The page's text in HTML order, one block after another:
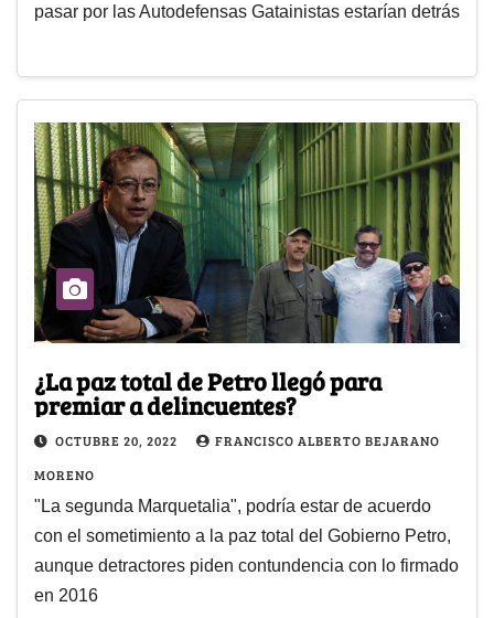
pasar por las Autodefensas Gatainistas estarían detrás
¿La paz total de Petro llegó para
premiar a delincuentes?
OCTUBRE 20, 2022
FRANCISCO ALBERTO BEJARANO
MORENO
"La segunda Marquetalia", podría estar de acuerdo
con el sometimiento a la paz total del Gobierno Petro,
aunque detractores piden contundencia con lo firmado
en 2016